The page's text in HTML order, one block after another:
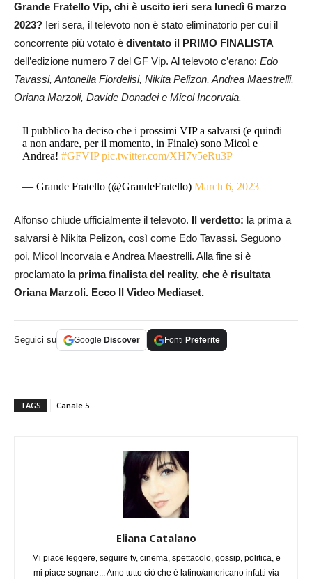
Grande Fratello Vip, chi è uscito ieri sera lunedì 6 marzo
2023? Ieri sera, il televoto non è stato eliminatorio per cui il
concorrente più votato è diventato il PRIMO FINALISTA
dell’edizione numero 7 del GF Vip. Al televoto c’erano: Edo
Tavassi, Antonella Fiordelisi, Nikita Pelizon, Andrea Maestrelli,
Oriana Marzoli, Davide Donadei e Micol Incorvaia.
Il pubblico ha deciso che i prossimi VIP a salvarsi (e quindi
a non andare, per il momento, in Finale) sono Micol e
Andrea!#GFVIP pic.twitter.com/XH7v5eRu3P
— Grande Fratello (@GrandeFratello)March 6, 2023
Alfonso chiude ufficialmente il televoto. Il verdetto: la prima a
salvarsi è Nikita Pelizon, così come Edo Tavassi. Seguono
poi, Micol Incorvaia e Andrea Maestrelli. Alla fine si è
proclamato la prima finalista del reality, che è risultata
Oriana Marzoli. Ecco Il Video Mediaset.
Seguici su Google Discover Fonti Preferite
TAGS Canale 5
Eliana Catalano
Mi piace leggere, seguire tv, cinema, spettacolo, gossip, politica, e
mi piace sognare... Amo tutto ciò che è latino/americano infatti via